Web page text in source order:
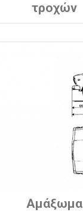
τροχών
Αμάξωμα